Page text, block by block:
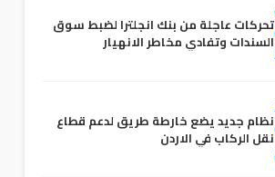
تحركات عاجلة من بنك انجلترا لضبط سوق
السندات وتفادي مخاطر الانهيار
نظام جديد يضع خارطة طريق لدعم قطاع
نقل الركاب في الاردن